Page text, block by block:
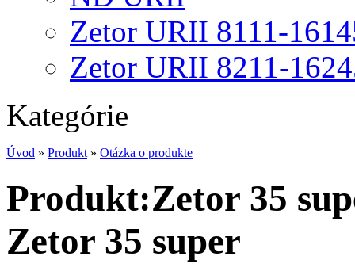
Zetor URII 8111-
Zetor URII 8211-
Kategórie
Úvod » Produkt » Otázka o produkte
Produkt:Zetor 35
Zetor 35 super